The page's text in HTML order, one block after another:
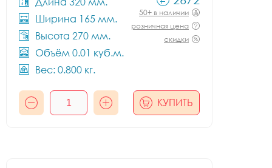
Ширина 165 мм.
Высота 270 мм.
Объём 0.01 куб.м.
Вес: 0.800 кг.
50+ в наличии
розничная цена
скидки
КУПИТЬ